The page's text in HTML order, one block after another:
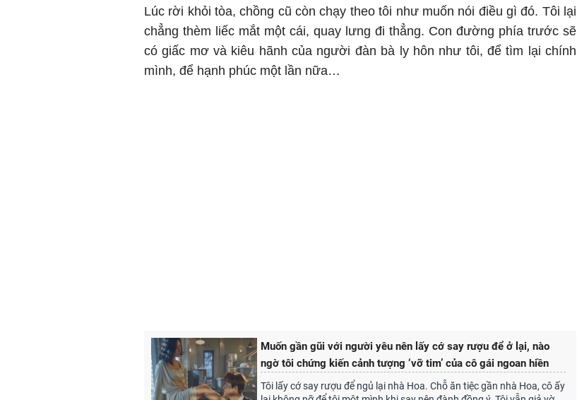
Lúc rời khỏi tòa, chồng cũ còn chạy theo tôi như muốn nói điều gì đó. Tôi lại
chẳng thèm liếc mắt một cái, quay lưng đi thẳng. Con đường phía trước sẽ
có giấc mơ và kiêu hãnh của người đàn bà ly hôn như tôi, để tìm lại chính
mình, để hạnh phúc một lần nữa…
Muốn gần gũi với người yêu nên lấy cớ say rượu để ở lại, nào
ngờ tôi chứng kiến cảnh tượng ‘vỡ tim’ của cô gái ngoan hiền
Tôi lấy cớ say rượu để ngủ lại nhà Hoa. Chỗ ăn tiệc gần nhà Hoa, cô ấy